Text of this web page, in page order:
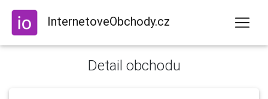
InternetoveObchody.cz
Detail obchodu